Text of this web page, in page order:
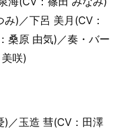
)／下呂 美月(CV：
桑原 由気)／奏・バー
咲)
)／玉造 彗(CV：田澤